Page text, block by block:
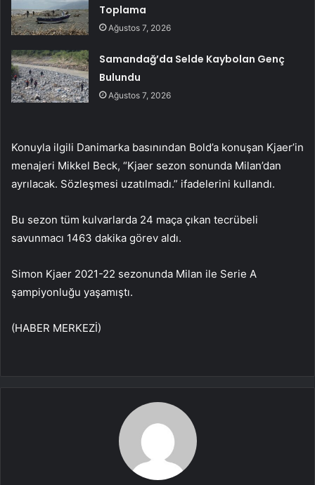
Toplama
Ağustos 7, 2026
Samandağ’da Selde Kaybolan Genç
Bulundu
Ağustos 7, 2026
Konuyla ilgili Danimarka basınından Bold’a konuşan Kjaer’in
menajeri Mikkel Beck, “Kjaer sezon sonunda Milan’dan
ayrılacak. Sözleşmesi uzatılmadı.” ifadelerini kullandı.
Bu sezon tüm kulvarlarda 24 maça çıkan tecrübeli
savunmacı 1463 dakika görev aldı.
Simon Kjaer 2021-22 sezonunda Milan ile Serie A
şampiyonluğu yaşamıştı.
(HABER MERKEZİ)